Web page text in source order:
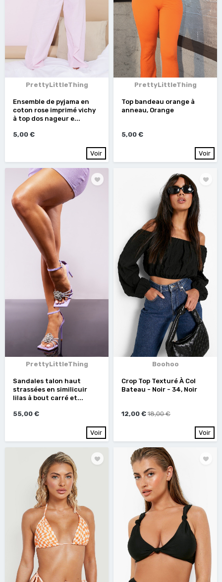
PrettyLittleThing
Ensemble de pyjama en
coton rose imprimé vichy
à top dos nageur e...
5,00 €
Voir
PrettyLittleThing
Top bandeau orange à
anneau, Orange
5,00 €
Voir
PrettyLittleThing
Sandales talon haut
strassées en similicuir
lilas à bout carré et...
55,00 €
Voir
Boohoo
Crop Top Texturé À Col
Bateau - Noir - 34, Noir
12,00 € 18,00 €
Voir